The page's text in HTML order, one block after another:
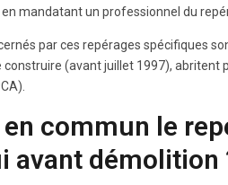
mandatant un professionnel du
par ces repérages spécifiques
construire (avant juillet 1997),
en commun le
avant démolition